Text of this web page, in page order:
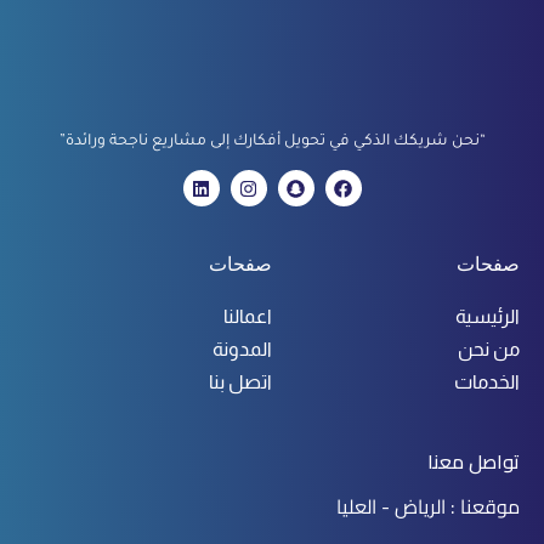
“نحن شريكك الذكي في تحويل أفكارك إلى مشاريع ناجحة ورائدة”
صفحات
الرئيسية
من نحن
الخدمات
صفحات
اعمالنا
المدونة
اتصل بنا
تواصل معنا
موقعنا : الرياض - العليا